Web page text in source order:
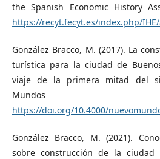
the Spanish Economic History
https://recyt.fecyt.es/index.php/
González Bracco, M. (2017). La
turística para la ciudad de
viaje de la primera mitad del
Mundos
https://doi.org/10.4000/
González Bracco, M. (2021).
sobre construcción de la ciudad